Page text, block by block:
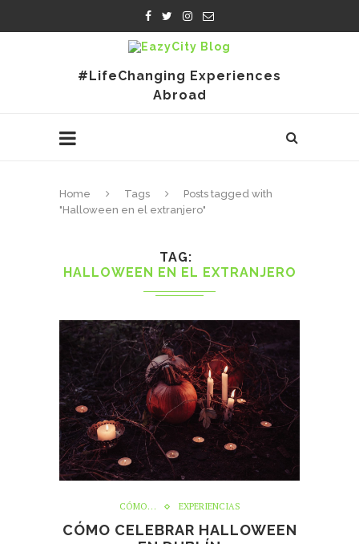
#LifeChanging Experiences
Abroad
Home Tags
Posts tagged with
"Halloween en el extranjero"
TAG
HALLOWEEN EN EL EXTRANJERO
CÓMO… EXPERIENCIAS
CÓMO CELEBRAR HALLOWEEN